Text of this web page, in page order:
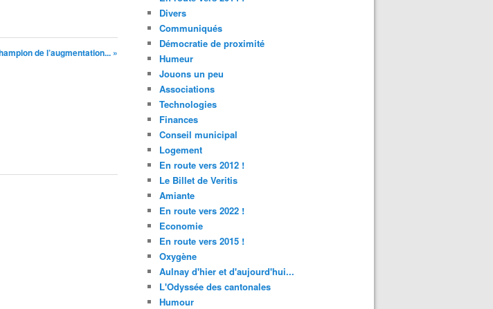
de l’augmentation... »
Divers
Communiqués
Démocratie de proximité
Humeur
Jouons un peu
Associations
Technologies
Finances
Conseil municipal
Logement
En route vers 2012 !
Le Billet de Veritis
Amiante
En route vers 2022 !
Economie
En route vers 2015 !
Oxygène
Aulnay d'hier et d'aujourd'hui...
L'Odyssée des cantonales
Humour